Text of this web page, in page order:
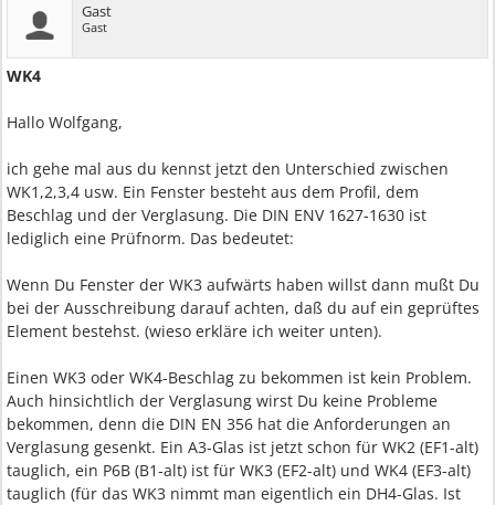
Gast
Gast
WK4
Hallo Wolfgang,
ich gehe mal aus du kennst jetzt den Unterschied zwischen
WK1,2,3,4 usw. Ein Fenster besteht aus dem Profil, dem
Beschlag und der Verglasung. Die DIN ENV 1627-1630 ist
lediglich eine Prüfnorm. Das bedeutet:
Wenn Du Fenster der WK3 aufwärts haben willst dann mußt Du
bei der Ausschreibung darauf achten, daß du auf ein geprüftes
Element bestehst. (wieso erkläre ich weiter unten).
Einen WK3 oder WK4-Beschlag zu bekommen ist kein Problem.
Auch hinsichtlich der Verglasung wirst Du keine Probleme
bekommen, denn die DIN EN 356 hat die Anforderungen an
Verglasung gesenkt. Ein A3-Glas ist jetzt schon für WK2 (EF1-alt)
tauglich, ein P6B (B1-alt) ist für WK3 (EF2-alt) und WK4 (EF3-alt)
tauglich (für das WK3 nimmt man eigentlich ein DH4-Glas. Ist